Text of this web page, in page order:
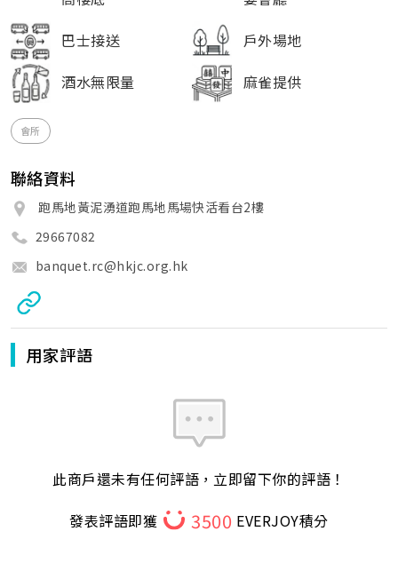
巴士接送
戶外場地
酒水無限量
麻雀提供
會所
聯絡資料
跑馬地黃泥湧道跑馬地馬場快活看台2樓
29667082
banquet.rc@hkjc.org.hk
用家評語
此商戶還未有任何評語，立即留下你的評語！
發表評語即獲
3500 EVERJOY積分